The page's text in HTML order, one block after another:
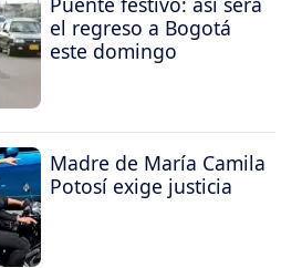
el regreso a Bogotá
este domingo
Madre de María Camila
Potosí exige justicia